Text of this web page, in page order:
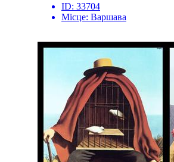
ID: 33704
Місце: Варшава